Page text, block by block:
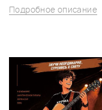
Подробное описание